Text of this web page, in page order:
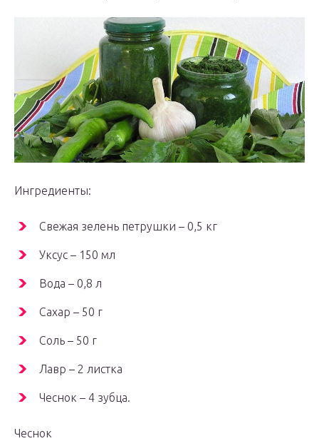
Ингредиенты:
Свежая зелень петрушки – 0,5 кг
Уксус – 150 мл
Вода – 0,8 л
Сахар – 50 г
Соль – 50 г
Лавр – 2 листка
Чеснок – 4 зубца.
Чеснок